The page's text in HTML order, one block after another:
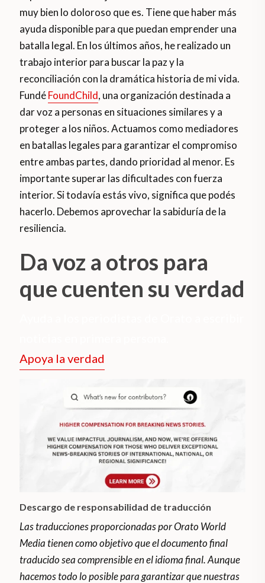
muy bien lo doloroso que es. Tiene que haber más
ayuda disponible para que puedan emprender una
batalla legal. En los últimos años, he realizado un
trabajo interior para buscar la paz y la
reconciliación con la dramática historia de mi vida.
FundéFoundChild, una organización destinada a
dar voz a personas en situaciones similares y a
proteger a los niños. Actuamos como mediadores
en batallas legales para garantizar el compromiso
entre ambas partes, dando prioridad al menor. Es
importante superar las dificultades con fuerza
interior. Si todavía estás vivo, significa que podés
hacerlo. Debemos aprovechar la sabiduría de la
resiliencia.
Da voz a otros para
que cuenten su verdad
Apoya la verdad
Descargo de responsabilidad de traducción
Las traducciones proporcionadas por Orato World
Media tienen como objetivo que el documento final
traducido sea comprensible en el idioma final. Aunque
hacemos todo lo posible para garantizar que nuestras